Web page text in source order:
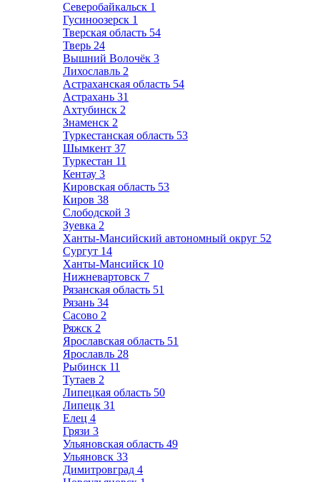
Северобайкальск 1
Гусиноозерск 1
Тверская область 54
Тверь 24
Вышний Волочёк 3
Лихославль 2
Астраханская область 54
Астрахань 31
Ахтубинск 2
Знаменск 2
Туркестанская область 53
Шымкент 37
Туркестан 11
Кентау 3
Кировская область 53
Киров 38
Слободской 3
Зуевка 2
Ханты-Мансийский автономный округ 52
Сургут 14
Ханты-Мансийск 10
Нижневартовск 7
Рязанская область 51
Рязань 34
Сасово 2
Ряжск 2
Ярославская область 51
Ярославль 28
Рыбинск 11
Тутаев 2
Липецкая область 50
Липецк 31
Елец 4
Грязи 3
Ульяновская область 49
Ульяновск 33
Димитровград 4